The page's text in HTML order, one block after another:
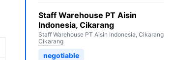
Staff Warehouse PT Aisin
Indonesia, Cikarang
Staff Warehouse PT Aisin Indonesia, Cikarang
Cikarang
negotiable